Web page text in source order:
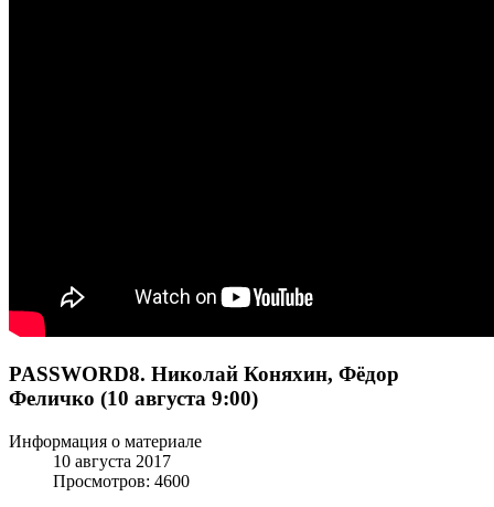
PASSWORD8. Николай Коняхин, Фёдор
Феличко (10 августа 9:00)
Информация о материале
10 августа 2017
Просмотров: 4600